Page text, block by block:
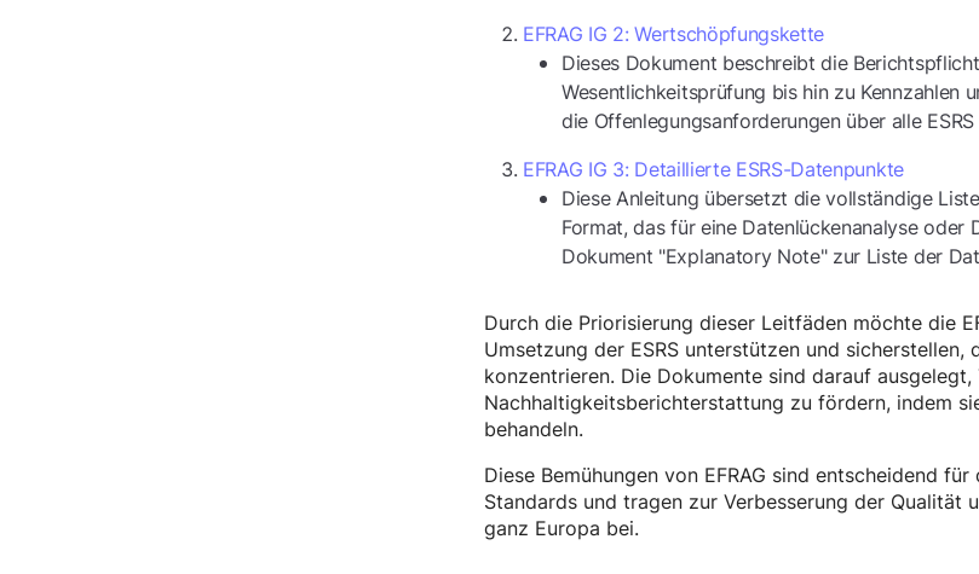
EFRAG IG 2: Wertschöpfungskette
Dieses Dokument beschreibt die
Wesentlichkeitsprüfung bis hin zu Kennzahlen
die Offenlegungsanforderungen über alle
EFRAG IG 3: Detaillierte ESRS-Datenpunkte
Diese Anleitung übersetzt die vollständige
Format, das für eine Datenlückenanalyse oder
Dokument "Explanatory Note" zur Liste der
Durch die Priorisierung dieser Leitfäden möchte die
Umsetzung der ESRS unterstützen und
konzentrieren. Die Dokumente sind darauf
Nachhaltigkeitsberichterstattung zu fördern, indem
behandeln.
Diese Bemühungen von EFRAG sind entscheidend
Standards und tragen zur Verbesserung der
ganz Europa bei.